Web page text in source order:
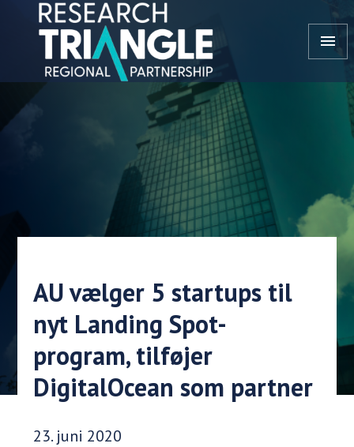
Gå til indhold
menu
AU vælger 5 startups til
nyt Landing Spot-
program, tilføjer
DigitalOcean som partner
Udgivelsesdato:
23. juni 2020